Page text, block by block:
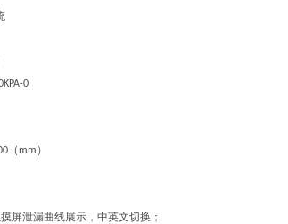
0
（mm ）
屏泄漏曲线展示，中英文切换；